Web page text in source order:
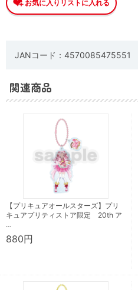
JANコード：4570085475551
関連商品
【プリキュアオールスターズ】プリ
キュアプリティストア限定 20th ア
…
880円